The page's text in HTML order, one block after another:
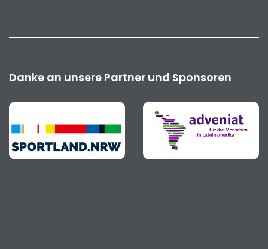
Danke an unsere Partner und Sponsoren